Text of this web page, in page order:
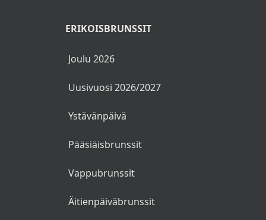
ERIKOISBRUNSSIT
Joulu 2026
Uusivuosi 2026/2027
Ystävänpäivä
Pääsiäisbrunssit
Vappubrunssit
Äitienpäiväbrunssit